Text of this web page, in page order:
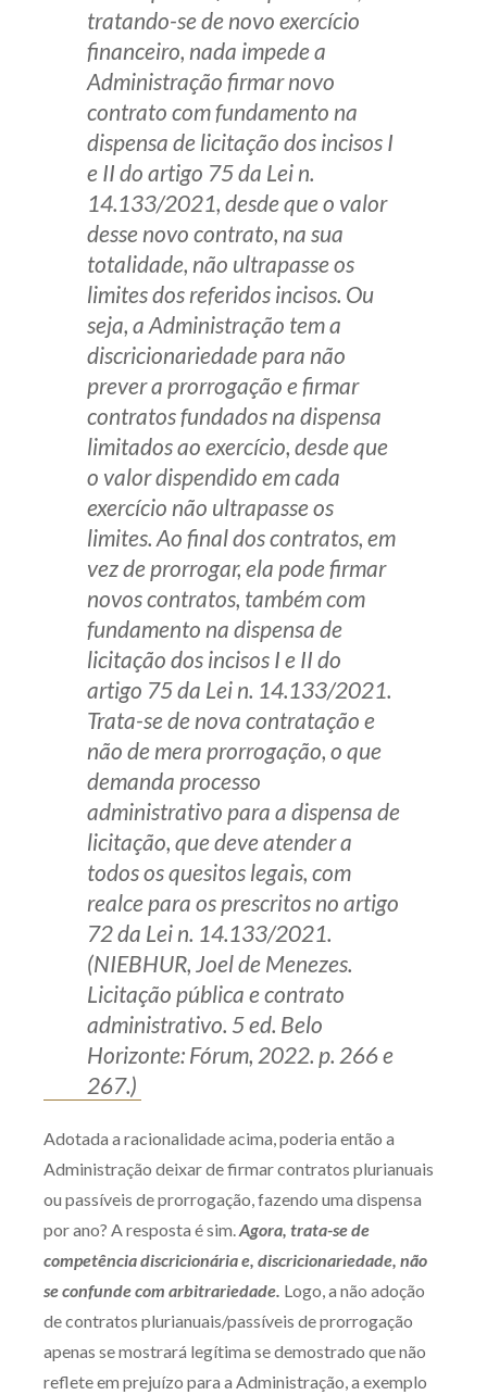
tratando-se de novo exercício
financeiro, nada impede a
Administração firmar novo
contrato com fundamento na
dispensa de licitação dos incisos I
e II do artigo 75 da Lei n.
14.133/2021, desde que o valor
desse novo contrato, na sua
totalidade, não ultrapasse os
limites dos referidos incisos. Ou
seja, a Administração tem a
discricionariedade para não
prever a prorrogação e firmar
contratos fundados na dispensa
limitados ao exercício, desde que
o valor dispendido em cada
exercício não ultrapasse os
limites. Ao final dos contratos, em
vez de prorrogar, ela pode firmar
novos contratos, também com
fundamento na dispensa de
licitação dos incisos I e II do
artigo 75 da Lei n. 14.133/2021.
Trata-se de nova contratação e
não de mera prorrogação, o que
demanda processo
administrativo para a dispensa de
licitação, que deve atender a
todos os quesitos legais, com
realce para os prescritos no artigo
72 da Lei n. 14.133/2021.
(NIEBHUR, Joel de Menezes.
Licitação pública e contrato
administrativo. 5 ed. Belo
Horizonte: Fórum, 2022. p. 266 e
267.)
Adotada a racionalidade acima, poderia então a
Administração deixar de firmar contratos plurianuais
ou passíveis de prorrogação, fazendo uma dispensa
por ano? A resposta é sim.Agora, trata-se de
competência discricionária e, discricionariedade, não
se confunde com arbitrariedade. Logo, a não adoção
de contratos plurianuais/passíveis de prorrogação
apenas se mostrará legítima se demostrado que não
reflete em prejuízo para a Administração, a exemplo